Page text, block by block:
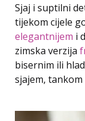
Sjaj i suptilni
tijekom cijele
elegantnijem i
zimska verzija
bisernim ili
sjajem,